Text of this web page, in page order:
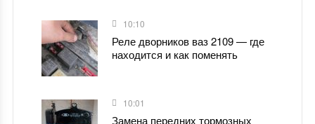
10:10
Реле дворников ваз 2109 — где
находится и как поменять
10:01
Замена передних тормозных